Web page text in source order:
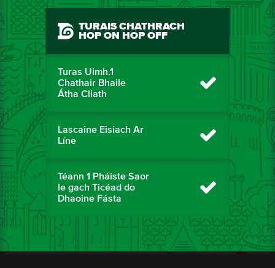
TURAIS CHATHRACH
HOP ON HOP OFF
Turas Uimh.1
Chathair Bhaile
Átha Cliath
Lascaine Eisiach Ar
Líne
Téann 1 Pháiste Saor
le gach Ticéad do
Dhaoine Fásta